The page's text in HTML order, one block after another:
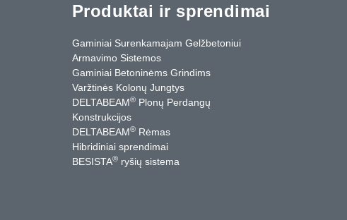
Produktai ir sprendimai
Gaminiai Surenkamajam Gelžbetoniui
Armavimo Sistemos
Gaminiai Betoninėms Grindims
Varžtinės Kolonų Jungtys
DELTABEAM® Plonų Perdangų
Konstrukcijos
DELTABEAM® Rėmas
Hibridiniai sprendimai
BESISTA® ryšių sistema